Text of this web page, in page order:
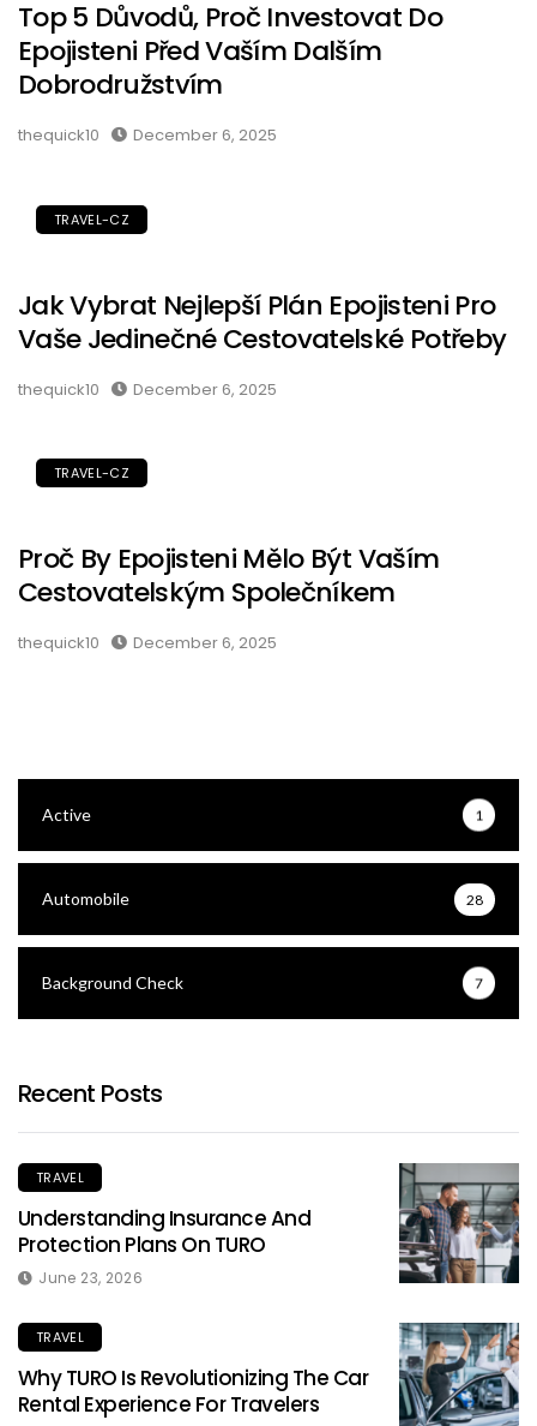
Top 5 Důvodů, Proč Investovat Do
Epojisteni Před Vaším Dalším
Dobrodružstvím
thequick10 December 6, 2025
TRAVEL-CZ
Jak Vybrat Nejlepší Plán Epojisteni Pro
Vaše Jedinečné Cestovatelské Potřeby
thequick10 December 6, 2025
TRAVEL-CZ
Proč By Epojisteni Mělo Být Vaším
Cestovatelským Společníkem
thequick10 December 6, 2025
Active 1
Automobile 28
Background Check 7
Recent Posts
TRAVEL
Understanding Insurance And
Protection Plans On TURO
June 23, 2026
TRAVEL
Why TURO Is Revolutionizing The Car
Rental Experience For Travelers